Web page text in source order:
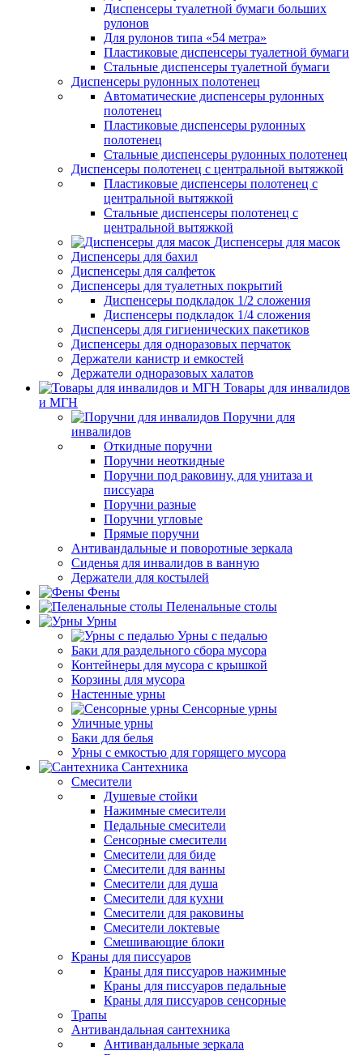
Диспенсеры туалетной бумаги больших
рулонов
Для рулонов типа «54 метра»
Пластиковые диспенсеры туалетной бумаги
Стальные диспенсеры туалетной бумаги
Диспенсеры рулонных полотенец
Автоматические диспенсеры рулонных
полотенец
Пластиковые диспенсеры рулонных
полотенец
Стальные диспенсеры рулонных полотенец
Диспенсеры полотенец с центральной вытяжкой
Пластиковые диспенсеры полотенец с
центральной вытяжкой
Стальные диспенсеры полотенец с
центральной вытяжкой
Диспенсеры для масок
Диспенсеры для бахил
Диспенсеры для салфеток
Диспенсеры для туалетных покрытий
Диспенсеры подкладок 1/2 сложения
Диспенсеры подкладок 1/4 сложения
Диспенсеры для гигиенических пакетиков
Диспенсеры для одноразовых перчаток
Держатели канистр и емкостей
Держатели одноразовых халатов
Товары для инвалидов
и МГН
Поручни для
инвалидов
Откидные поручни
Поручни неоткидные
Поручни под раковину, для унитаза и
писсуара
Поручни разные
Поручни угловые
Прямые поручни
Антивандальные и поворотные зеркала
Сиденья для инвалидов в ванную
Держатели для костылей
Фены
Пеленальные столы
Урны
Урны с педалью
Баки для раздельного сбора мусора
Контейнеры для мусора с крышкой
Корзины для мусора
Настенные урны
Сенсорные урны
Уличные урны
Баки для белья
Урны с емкостью для горящего мусора
Сантехника
Смесители
Душевые стойки
Нажимные смесители
Педальные смесители
Сенсорные смесители
Смесители для биде
Смесители для ванны
Смесители для душа
Смесители для кухни
Смесители для раковины
Смесители локтевые
Смешивающие блоки
Краны для писсуаров
Краны для писсуаров нажимные
Краны для писсуаров педальные
Краны для писсуаров сенсорные
Трапы
Антивандальная сантехника
Антивандальные зеркала